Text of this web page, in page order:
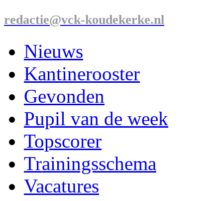
redactie@vck-koudekerke.nl
Nieuws
Kantinerooster
Gevonden
Pupil van de week
Topscorer
Trainingsschema
Vacatures